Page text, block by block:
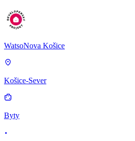
WatsoNova Košice
Košice-Sever
Byty